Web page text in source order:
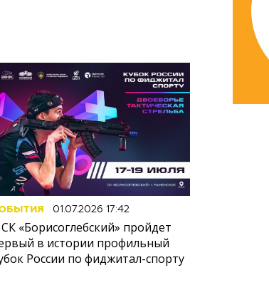
01.07.2026 17:42
«Борисоглебский» пройдет
в истории профильный
России по фиджитал-спорту